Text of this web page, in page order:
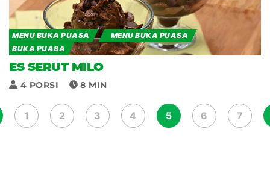
MENU BUKA PUASA
MENU BUKA PUASA
BUKA PUASA
ES SERUT MILO
4 PORSI 8 MIN
1 2 3 4 5 6 7